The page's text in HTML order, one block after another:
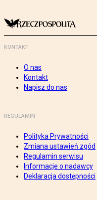
KONTAKT
O nas
Kontakt
Napisz do nas
REGULAMIN
Polityka Prywatności
Zmiana ustawień zgód
Regulamin serwisu
Informacje o nadawcy
Deklaracja dostępności